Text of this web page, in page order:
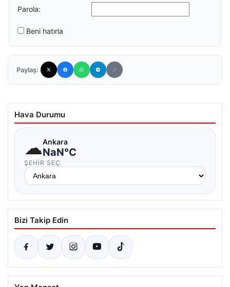
Parola:
Beni hatırla
Paylaş:
Hava Durumu
☁Ankara
NaN°C
ŞEHIR SEÇ
Bizi Takip Edin